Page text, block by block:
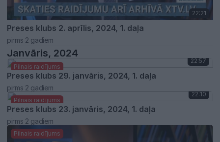
22:21
Preses klubs 2. aprīlis, 2024, 1. daļa
pirms 2 gadiem
Janvāris, 2024
Pilnais raidījums
22:57
Preses klubs 29. janvāris, 2024, 1. daļa
pirms 2 gadiem
Pilnais raidījums
22:10
Preses klubs 23. janvāris, 2024, 1. daļa
pirms 2 gadiem
Pilnais raidījums